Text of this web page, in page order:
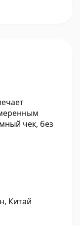
чек, без
Китай